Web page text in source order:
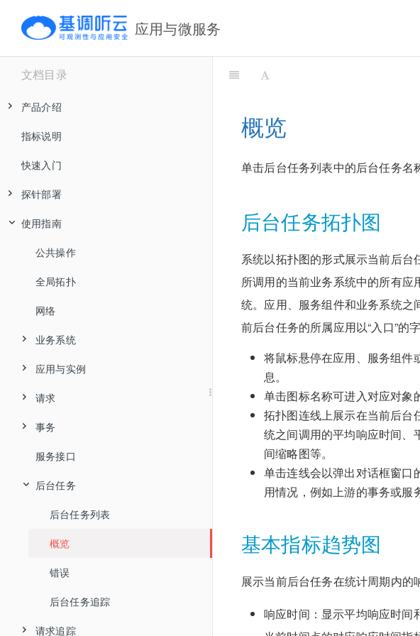
应用与微服务
文档目录
产品介绍
产品价值及典型场景
核心优势
工作原理
产品架构
安全和可靠性
指标说明
快速入门
探针部署
Collector部署
Collector在线部署
APM Collector离线部署
Collector配置
Kubernetes UniAgent
支持列表
安装
私有镜像仓库部署
监控Ingress
禁用
配置
升级
卸载
常见问题
UniAgent
UniAgent介绍
目录结构
平台和能力支持矩阵
支持列表
兼容性说明
防火墙配置
自动部署
组件监控配置
Nginx探针部署
UniAgent相关命令
进程命名规则
应用命名规则
eBPF
简介
部署
配置
禁用
常见问题
Java
简介
支持列表
自动安装
手动安装
Docker安装
Kubernetes&Docker安装
更新和卸载
常见问题
.NET
简介
支持列表
部署
禁用
配置
卸载
常见问题
.NET Core
简介
支持列表
部署
禁用/启用
配置
卸载
常见问题
C/C++
简介
支持列表
安装和卸载
配置
嵌码说明
Node.js
支持列表
部署
配置项说明
PHP
简介
支持列表
部署
配置
禁用和启用
Python
简介
支持列表
快速部署
部署方案建议
简介
Go语言介绍
支持列表
使用指南
公共操作
全局拓扑
网络
业务系统
业务系统列表
业务系统全局拓扑
新建业务系统
新建服务组
业务系统详情
服务组拓扑
应用与实例
应用列表
应用概览
应用详情
响应时间性能分解
响应时间分布
调用者分析
Service Flow
热点方法
错误/异常分析
请求
请求列表
请求概览
响应时间性能分解
响应时间分布
错误/异常分析
线程剖析
事务
事务列表
单事务概览
事务拓扑图
响应时间
错误
线程剖析
服务接口
后台任务
后台任务列表
概览
错误
后台任务追踪
请求追踪
概览
单击后台任务列表中的后台任务名
后台任务拓扑图
系统以拓扑图的形式展示当前后
所调用的当前业务系统中的所有
统。应用、服务组件和业务系统之
前后台任务的所属应用以“入口”的
将鼠标悬停在应用、服务组件
息。
单击图标名称可进入对应对象
拓扑图连线上展示在当前后台
统之间调用的平均响应时间、
间缩略图等。
单击连线会以弹出对话框窗口
用情况，例如上游的事务或服
基本指标趋势图
展示当前后台任务在统计周期内的
响应时间：显示平均响应时间